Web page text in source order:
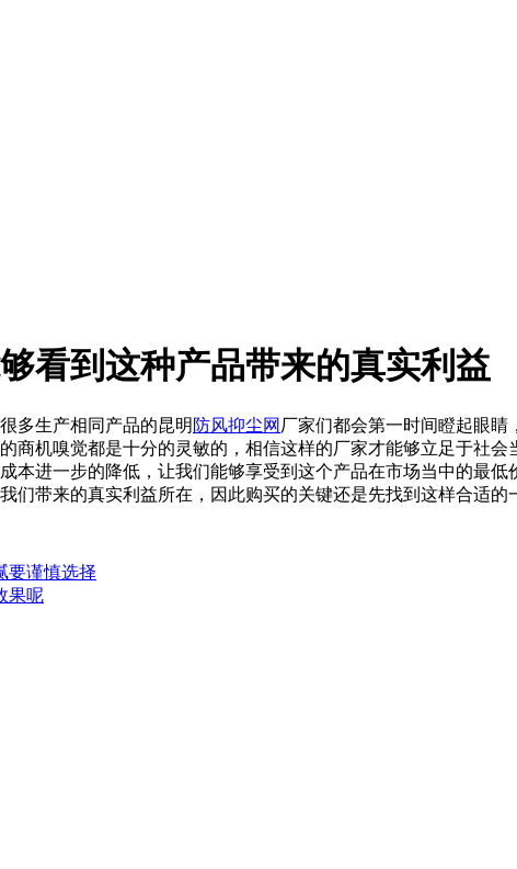
看到这种产品带来的真实利益
多生产相同产品的昆明 防风抑尘网 厂家们都会第一时间瞪起眼睛
机嗅觉都是十分的灵敏的，相信这样的厂家才能够立足于社会
本进一步的降低，让我们能够享受到这个产品在市场当中的最
带来的真实利益所在，因此购买的关键还是先找到这样合适的
要谨慎选择
果呢